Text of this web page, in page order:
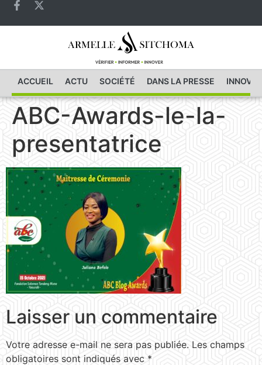
ACCUEIL ACTU SOCIÉTÉ DANS LA PRESSE
ABC-Awards-le-la-
presentatrice
Laisser un commentaire
Votre adresse e-mail ne sera pas publiée. Les champs
obligatoires sont indiqués avec *